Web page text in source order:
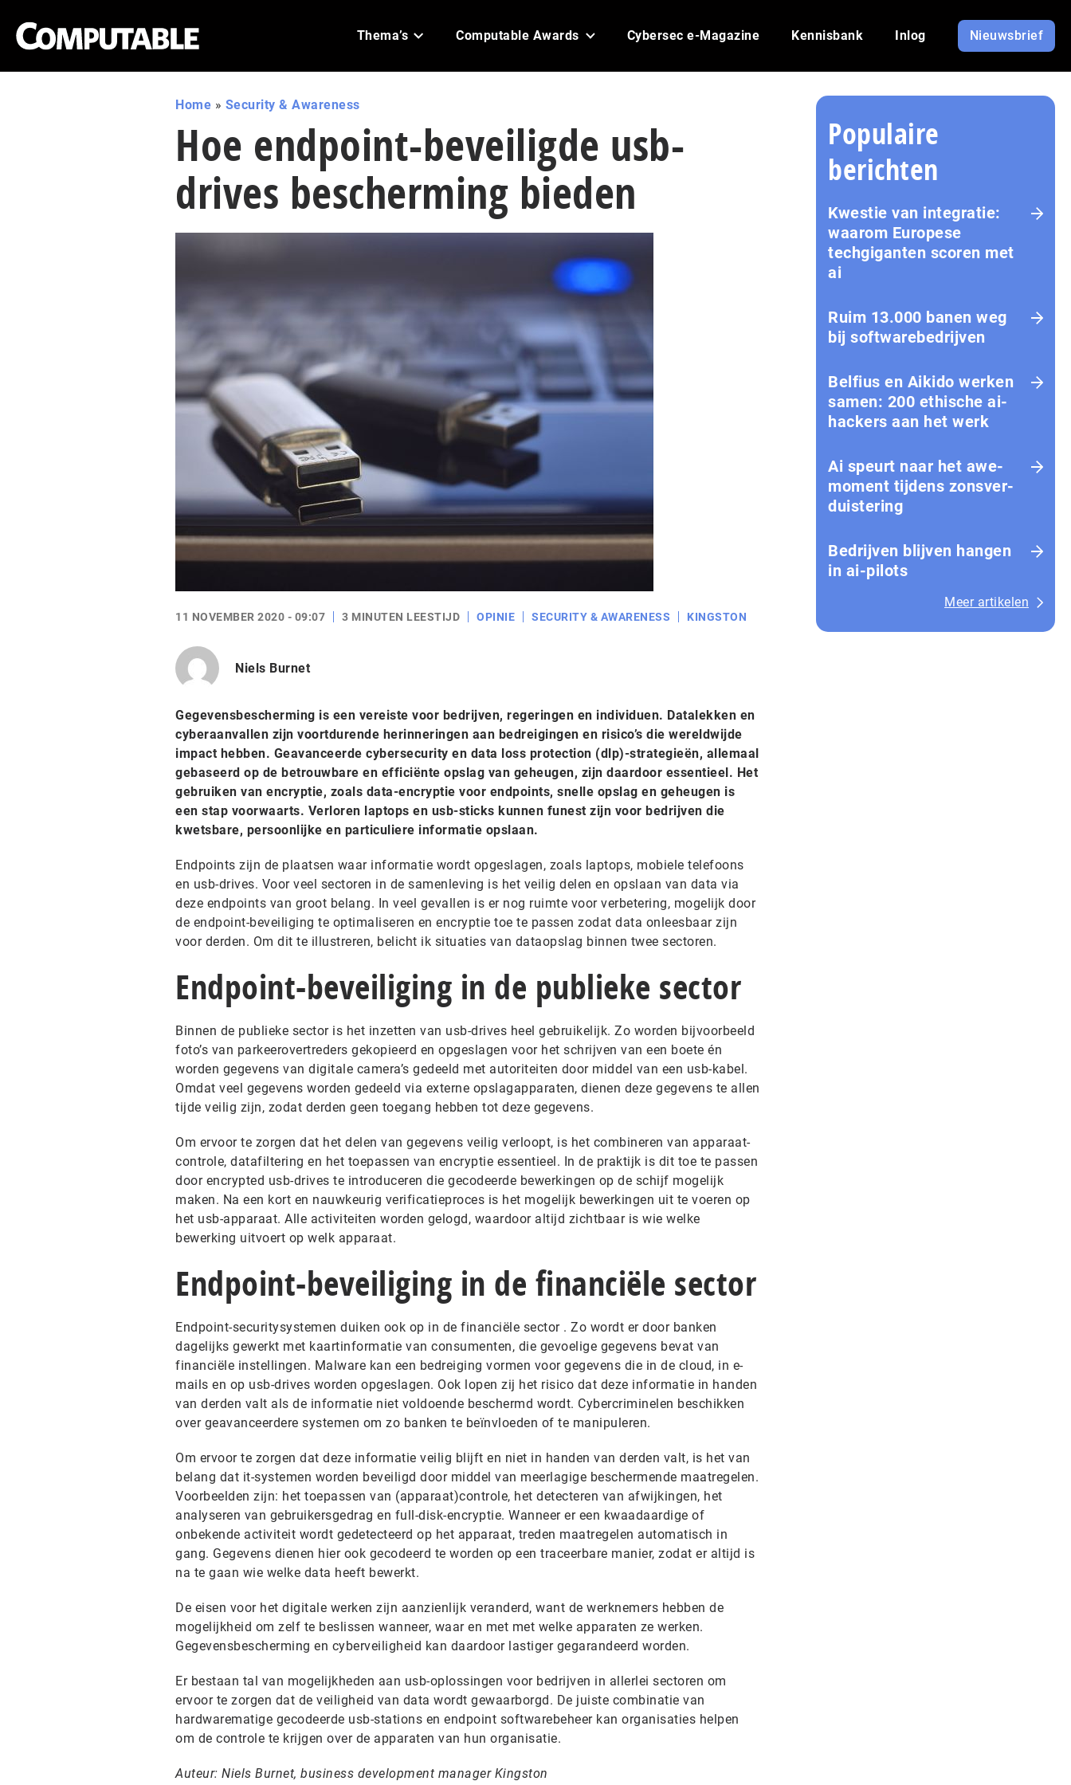
Thema’s Computable Awards Cybersec e-Magazine Kennisbank Inlog Nieuwsbrief
Home » Security & Awareness
Hoe endpoint-beveiligde usb-
drives bescherming bieden
11 NOVEMBER 2020 - 09:07 3 MINUTEN LEESTIJD OPINIE SECURITY & AWARENESS KINGSTON
Niels Burnet
Gegevensbescherming is een vereiste voor bedrijven, regeringen en individuen. Datalekken en
cyberaanvallen zijn voortdurende herinneringen aan bedreigingen en risico’s die wereldwijde
impact hebben. Geavanceerde cybersecurity en data loss protection (dlp)-strategieën, allemaal
gebaseerd op de betrouwbare en efficiënte opslag van geheugen, zijn daardoor essentieel. Het
gebruiken van encryptie, zoals data-encryptie voor endpoints, snelle opslag en geheugen is
een stap voorwaarts. Verloren laptops en usb-sticks kunnen funest zijn voor bedrijven die
kwetsbare, persoonlijke en particuliere informatie opslaan.
Endpoints zijn de plaatsen waar informatie wordt opgeslagen, zoals laptops, mobiele telefoons
en usb-drives. Voor veel sectoren in de samenleving is het veilig delen en opslaan van data via
deze endpoints van groot belang. In veel gevallen is er nog ruimte voor verbetering, mogelijk door
de endpoint-beveiliging te optimaliseren en encryptie toe te passen zodat data onleesbaar zijn
voor derden. Om dit te illustreren, belicht ik situaties van dataopslag binnen twee sectoren.
Endpoint-beveiliging in de publieke sector
Binnen de publieke sector is het inzetten van usb-drives heel gebruikelijk. Zo worden bijvoorbeeld
foto’s van parkeerovertreders gekopieerd en opgeslagen voor het schrijven van een boete én
worden gegevens van digitale camera’s gedeeld met autoriteiten door middel van een usb-kabel.
Omdat veel gegevens worden gedeeld via externe opslagapparaten, dienen deze gegevens te allen
tijde veilig zijn, zodat derden geen toegang hebben tot deze gegevens.
Om ervoor te zorgen dat het delen van gegevens veilig verloopt, is het combineren van apparaat-
controle, datafiltering en het toepassen van encryptie essentieel. In de praktijk is dit toe te passen
door encrypted usb-drives te introduceren die gecodeerde bewerkingen op de schijf mogelijk
maken. Na een kort en nauwkeurig verificatieproces is het mogelijk bewerkingen uit te voeren op
het usb-apparaat. Alle activiteiten worden gelogd, waardoor altijd zichtbaar is wie welke
bewerking uitvoert op welk apparaat.
Endpoint-beveiliging in de financiële sector
Endpoint-securitysystemen duiken ook op in de financiële sector . Zo wordt er door banken
dagelijks gewerkt met kaartinformatie van consumenten, die gevoelige gegevens bevat van
financiële instellingen. Malware kan een bedreiging vormen voor gegevens die in de cloud, in e-
mails en op usb-drives worden opgeslagen. Ook lopen zij het risico dat deze informatie in handen
van derden valt als de informatie niet voldoende beschermd wordt. Cybercriminelen beschikken
over geavanceerdere systemen om zo banken te beïnvloeden of te manipuleren.
Om ervoor te zorgen dat deze informatie veilig blijft en niet in handen van derden valt, is het van
belang dat it-systemen worden beveiligd door middel van meerlagige beschermende maatregelen.
Voorbeelden zijn: het toepassen van (apparaat)controle, het detecteren van afwijkingen, het
analyseren van gebruikersgedrag en full-disk-encryptie. Wanneer er een kwaadaardige of
onbekende activiteit wordt gedetecteerd op het apparaat, treden maatregelen automatisch in
gang. Gegevens dienen hier ook gecodeerd te worden op een traceerbare manier, zodat er altijd is
na te gaan wie welke data heeft bewerkt.
De eisen voor het digitale werken zijn aanzienlijk veranderd, want de werknemers hebben de
mogelijkheid om zelf te beslissen wanneer, waar en met met welke apparaten ze werken.
Gegevensbescherming en cyberveiligheid kan daardoor lastiger gegarandeerd worden.
Er bestaan tal van mogelijkheden aan usb-oplossingen voor bedrijven in allerlei sectoren om
ervoor te zorgen dat de veiligheid van data wordt gewaarborgd. De juiste combinatie van
hardwarematige gecodeerde usb-stations en endpoint softwarebeheer kan organisaties helpen
om de controle te krijgen over de apparaten van hun organisatie.
Auteur: Niels Burnet, business development manager Kingston
Populaire
berichten
Kwestie van integratie:
waarom Europese
techgiganten scoren met
ai
Ruim 13.000 banen weg
bij softwarebedrijven
Belfius en Aikido werken
samen: 200 ethische ai-
hackers aan het werk
Ai speurt naar het awe-
moment tijdens zons­ver­
duis­te­ring
Bedrijven blijven hangen
in ai-pilots
Meer artikelen